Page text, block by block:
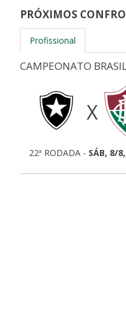
PRÓXIMOS
Profissional
CAMPEONATO
X
22ª RODADA - SÁB, 8/